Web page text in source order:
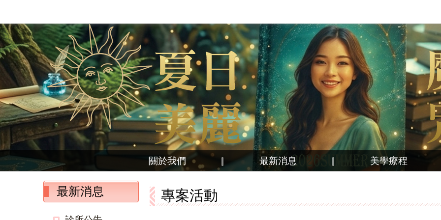
關於我們 最新消息 美學療程
最新消息 專案活動